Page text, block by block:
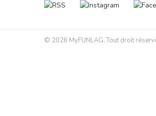
© 2026 MyFUNLAG. Tout droit